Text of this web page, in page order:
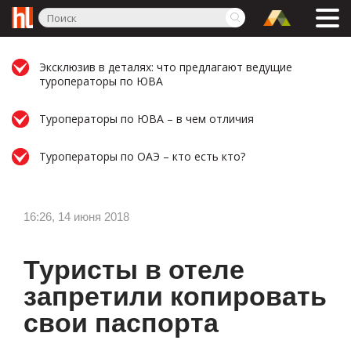
Эксклюзив в деталях: что предлагают ведущие
туроператоры по ЮВА
Туроператоры по ЮВА – в чем отличия
Туроператоры по ОАЭ – кто есть кто?
16:26, 14 июня 2018
Туристы в отеле
запретили копировать
свои паспорта